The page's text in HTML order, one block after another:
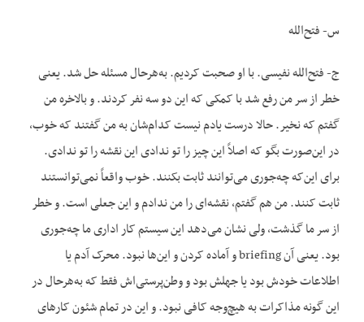
س- فتح‌الله
ج- فتح‌الله نفیسی. با او صحبت کردیم. به‌هرحال مسئله حل شد. یعنی
خطر از سر من رفع شد با کمکی که این دو سه نفر کردند. و بالاخره من
گفتم که نخیر. حالا درست یادم نیست کدام‌شان به من گفتند که خوب،
در این‌صورت بگو که اصلاً این چیز را تو ندادی این نقشه را تو ندادی.
برای این‌که چه‌جوری می‌توانند ثابت بکنند. خوب واقعاً نمی‌توانستند
ثابت کنند. من هم گفتم، نقشه‌ای را من ندادم و این جعلی است. و خطر
از سر ما گذشت، ولی نشان می‌دهد این سیستم کار اداری ما چه‌جوری
بود. یعنی آن briefing و آماده کردن و این‌ها نبود. محرک آدم یا
اطلاعات خودش بود یا جهلش بود و وطن‌پرستی‌اش فقط که به‌هرحال در
این گونه مذاکرات به هیچ‌وجه کافی نبود. و این در تمام شئون کارهای